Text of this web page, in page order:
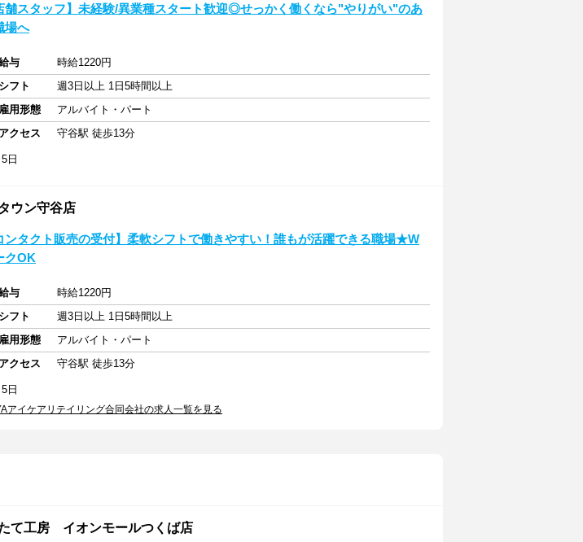
舗スタッフ】未経験/異業種スタート歓迎◎せっかく働くなら"やりがい"のあ
場へ
与
時給1220円
シフト
週3日以上 1日5時間以上
雇用形態
アルバイト・パート
アクセス
守谷駅 徒歩13分
日
ウン守谷店
ンタクト販売の受付】柔軟シフトで働きやすい！誰もが活躍できる職場★W
クOK
与
時給1220円
シフト
週3日以上 1日5時間以上
雇用形態
アルバイト・パート
アクセス
守谷駅 徒歩13分
日
アイケアリテイリング合同会社の求人一覧を見る
て工房 イオンモールつくば店